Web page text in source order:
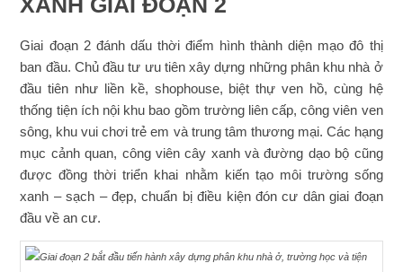
Giai đoạn 2 đánh dấu thời điểm hình thành diện mạo đô thị
ban đầu. Chủ đầu tư ưu tiên xây dựng những phân khu nhà ở
đầu tiên như liền kề, shophouse, biệt thự ven hồ, cùng hệ
thống tiện ích nội khu bao gồm trường liên cấp, công viên ven
sông, khu vui chơi trẻ em và trung tâm thương mại. Các hạng
mục cảnh quan, công viên cây xanh và đường dạo bộ cũng
được đồng thời triển khai nhằm kiến tạo môi trường sống
xanh – sạch – đẹp, chuẩn bị điều kiện đón cư dân giai đoạn
đầu về an cư.